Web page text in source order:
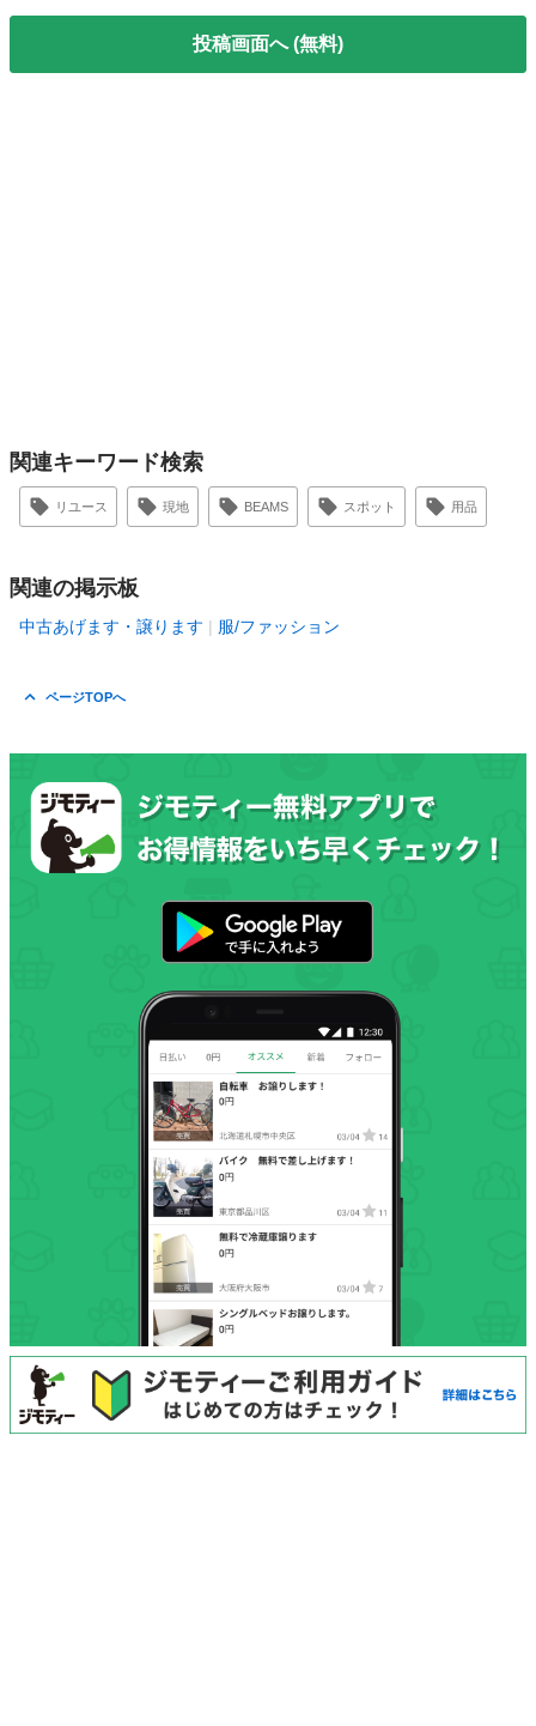
投稿画面へ (無料)
関連キーワード検索
リユース 現地 BEAMS スポット 用品
関連の掲示板
中古あげます・譲ります 服/ファッション
ページTOPへ